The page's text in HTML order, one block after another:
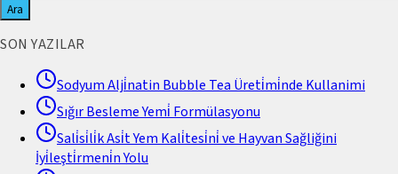
Ara
SON YAZILAR
Sodyum Alji̇natin Bubble Tea Üreti̇mi̇nde Kullanimi
Sığır Besleme Yemi̇ Formülasyonu
Sali̇si̇li̇k Asi̇t Yem Kali̇tesi̇ni̇ ve Hayvan Sağliğini
İyi̇leşti̇rmeni̇n Yolu